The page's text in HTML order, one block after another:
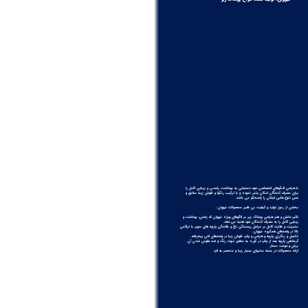
با طراحی الـگوهای اختصاصی خود، دستیابی به بهداشت، راحتـی و زیبایی كامل را
برای مصرف كنندگان امكان پذیر نموده و با تركیب رنگها و نقوش زیبا، سلایق و
حس تنوع طلبی ایشان را پاسخگو می باشد.
بخشی از رموز تولید و کیفیت بی نظیر محصولات نیووان :
تاثیر دانش و هنر طراحی پوشاک زیر بر الگوهای ویژه نیووان كه راحتی، بهداشت و
زیبایی کامل را به مصرف کنندگان خود هدیه می دهد.
مدیریت و نظارت کامل بر مراحل ريسندگی نخ و بافندگی پارچه های سوپر با تراکمی
بالا در واحدهای همگروه نیووان.
تکمیل و رنگرزی پارچه و طراحی و چاپ نقوش زیبا در واحدهای فنی پیشرفته.
گرمادهی پارچه بعد از چاپ در كوره به منظور ثبوت رنگ و ضد عفونی شدن آن.
برش و دوخت ممتاز.
ارائه محصولات در بسته بندیهای بسیار زیبا و منحصر به فرد